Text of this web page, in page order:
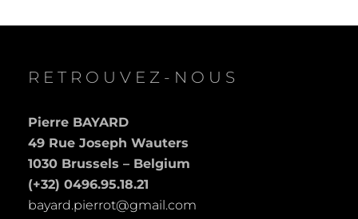
RETROUVEZ-NOUS
Pierre BAYARD
49 Rue Joseph Wauters
1030 Brussels – Belgium
(+32) 0496.95.18.21
bayard.pierrot@gmail.com